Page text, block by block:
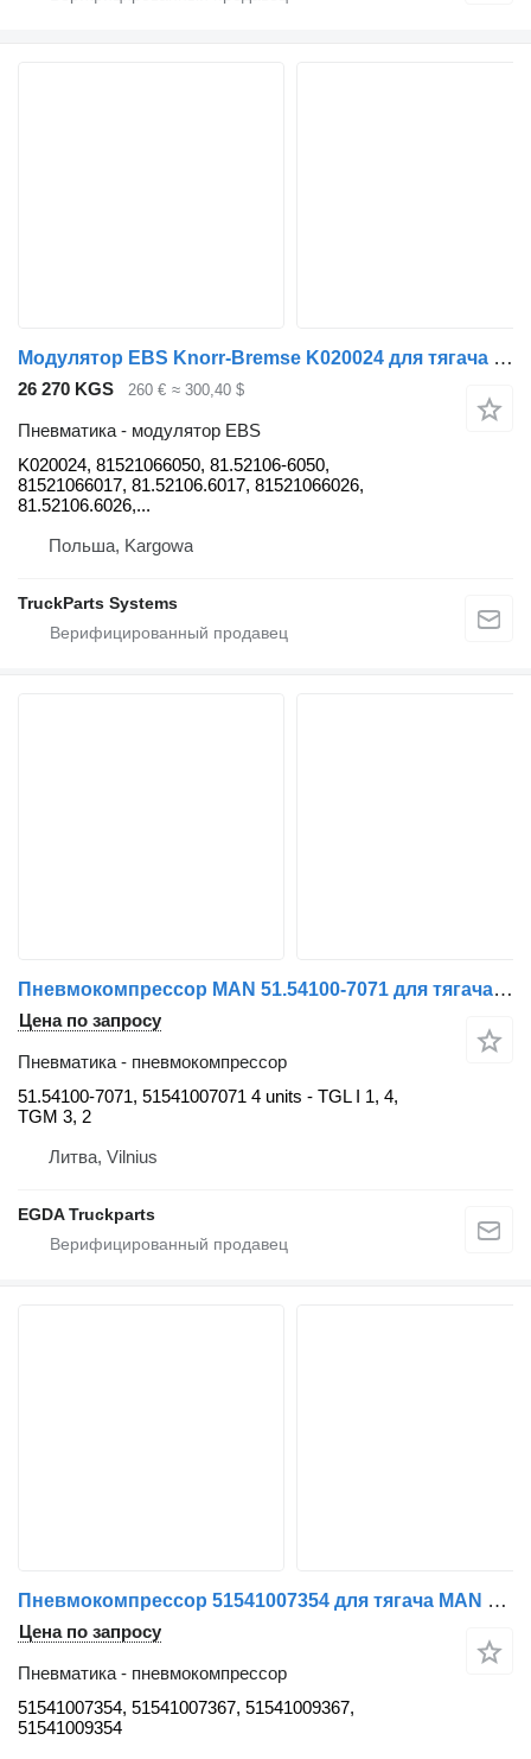
Модулятор EBS Knorr-Bremse K020024 для тягача MAN
26 270 KGS 260 € ≈ 300,40 $
Пневматика - модулятор EBS
K020024, 81521066050, 81.52106-6050,
81521066017, 81.52106.6017, 81521066026,
81.52106.6026,...
Польша, Kargowa
TruckParts Systems
Пневмокомпрессор MAN 51.54100-7071 для тягача MAN
Цена по запросу
Пневматика - пневмокомпрессор
51.54100-7071, 51541007071 4 units - TGL I 1, 4,
TGM 3, 2
Литва, Vilnius
EGDA Truckparts
Пневмокомпрессор 51541007354 для тягача MAN TGX
Цена по запросу
Пневматика - пневмокомпрессор
51541007354, 51541007367, 51541009367,
51541009354